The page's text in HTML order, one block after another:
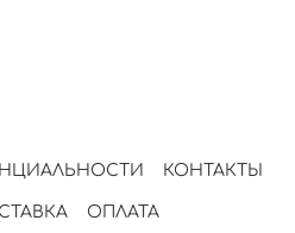
КОНТАКТЫ
ОПЛАТА